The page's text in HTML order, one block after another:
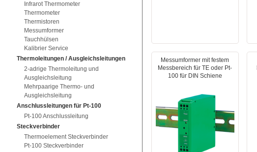
Infrarot Thermometer
Thermometer
Thermistoren
Messumformer
Tauchhülsen
Kalibrier Service
Thermoleitungen / Ausgleichsleitungen
2-adrige Thermoleitung und
Ausgleichsleitung
Mehrpaarige Thermo- und
Ausgleichsleitung
Anschlussleitungen für Pt-100
Pt-100 Anschlussleitung
Steckverbinder
Thermoelement Steckverbinder
Pt-100 Steckverbinder
Messumformer mit festem
Messbereich für TE oder Pt-
100 für DIN Schiene